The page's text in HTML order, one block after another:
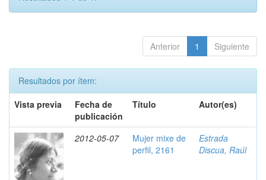
Anterior 1 Siguiente
Resultados por ítem:
Vista previa
Fecha de
publicación
Título Autor(es)
2012-05-07
Mujer mixe de
perfil, 2161
Estrada
Discua, Raúl